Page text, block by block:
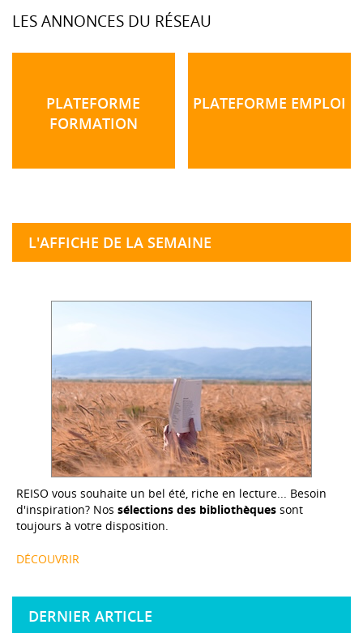
LES ANNONCES DU RÉSEAU
PLATEFORME
FORMATION
PLATEFORME EMPLOI
L'AFFICHE DE LA SEMAINE
REISO vous souhaite un bel été, riche en lecture... Besoin
d'inspiration? Nos sélections des bibliothèques sont
toujours à votre disposition.
DÉCOUVRIR
DERNIER ARTICLE